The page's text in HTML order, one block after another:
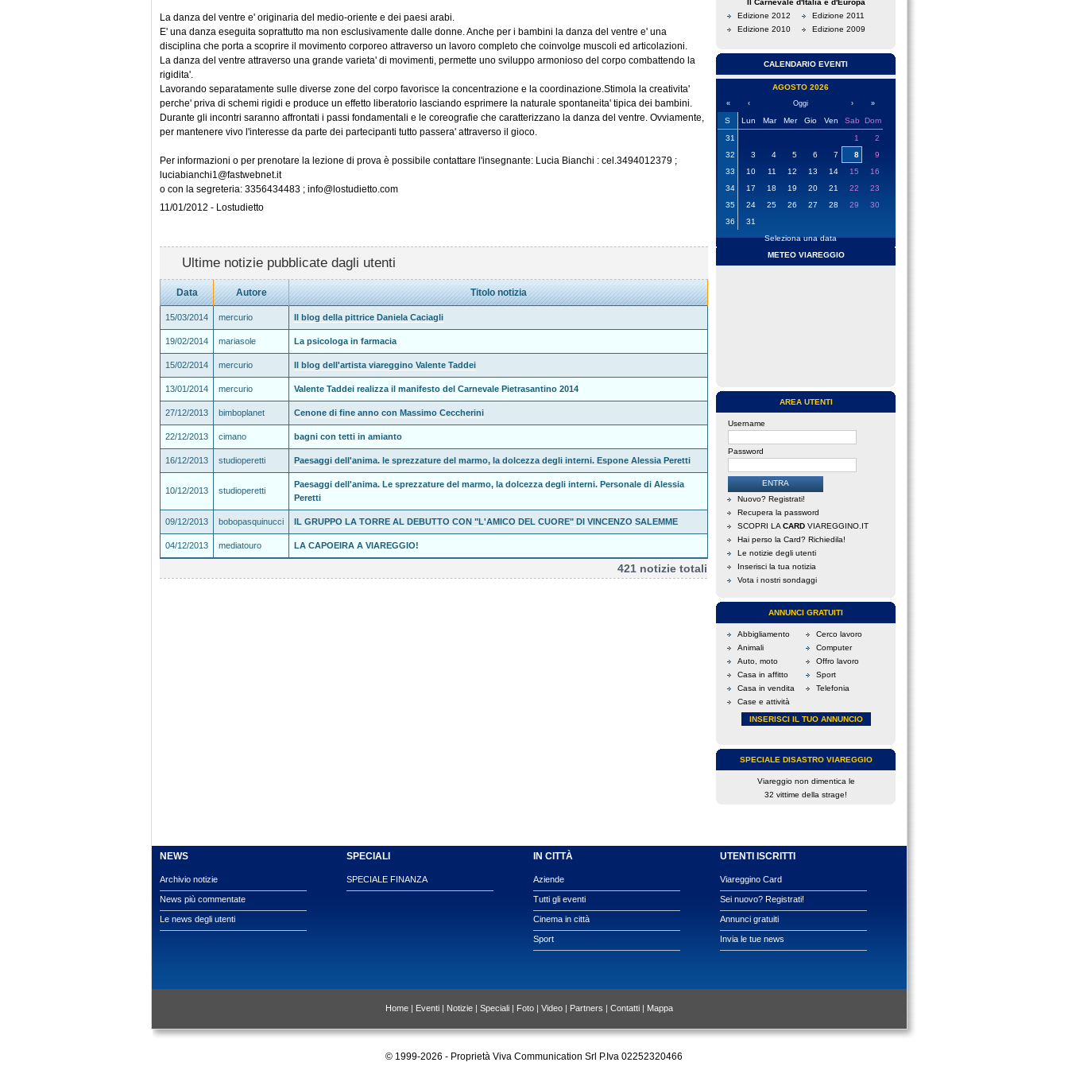
La danza del ventre e' originaria del medio-oriente e dei paesi arabi.
E' una danza eseguita soprattutto ma non esclusivamente dalle donne. Anche per i bambini la danza del ventre e' una
disciplina che porta a scoprire il movimento corporeo attraverso un lavoro completo che coinvolge muscoli ed articolazioni.
La danza del ventre attraverso una grande varieta' di movimenti, permette uno sviluppo armonioso del corpo combattendo la
rigidita'.
Lavorando separatamente sulle diverse zone del corpo favorisce la concentrazione e la coordinazione.Stimola la creativita'
perche' priva di schemi rigidi e produce un effetto liberatorio lasciando esprimere la naturale spontaneita' tipica dei bambini.
Durante gli incontri saranno affrontati i passi fondamentali e le coreografie che caratterizzano la danza del ventre. Ovviamente,
per mantenere vivo l'interesse da parte dei partecipanti tutto passera' attraverso il gioco.
Per informazioni o per prenotare la lezione di prova è possibile contattare l'insegnante: Lucia Bianchi : cel.3494012379 ;
luciabianchi1@fastwebnet.it
o con la segreteria: 3356434483 ; info@lostudietto.com
11/01/2012 - Lostudietto
Ultime notizie pubblicate dagli utenti
Data Autore Titolo notizia
421 notizie totali
15/03/2014 mercurio Il blog della pittrice Daniela Caciagli
19/02/2014 mariasole La psicologa in farmacia
15/02/2014 mercurio Il blog dell'artista viareggino Valente Taddei
13/01/2014 mercurio Valente Taddei realizza il manifesto del Carnevale Pietrasantino 2014
27/12/2013 bimboplanet Cenone di fine anno con Massimo Ceccherini
22/12/2013 cimano bagni con tetti in amianto
16/12/2013 studioperetti Paesaggi dell'anima. le sprezzature del marmo, la dolcezza degli interni. Espone Alessia Peretti
10/12/2013 studioperetti
Paesaggi dell'anima. Le sprezzature del marmo, la dolcezza degli interni. Personale di Alessia
Peretti
09/12/2013 bobopasquinucci IL GRUPPO LA TORRE AL DEBUTTO CON "L'AMICO DEL CUORE" DI VINCENZO SALEMME
04/12/2013 mediatouro LA CAPOEIRA A VIAREGGIO!
Il Carnevale d'Italia e d'Europa
Edizione 2012
Edizione 2011
Edizione 2010
Edizione 2009
CALENDARIO EVENTI
AGOSTO 2026
« ‹ Oggi › »
S Lun Mar Mer Gio Ven Sab Dom
31
1
2
32
3 4 5 6 7 8
9
33
10 11 12 13 14 15
16
34
17 18 19 20 21 22
23
35
24 25 26 27 28 29
30
36
31
Seleziona una data
METEO VIAREGGIO
AREA UTENTI
Username
Password
Nuovo? Registrati!
Recupera la password
SCOPRI LA CARD VIAREGGINO.IT
Hai perso la Card? Richiedila!
Le notizie degli utenti
Inserisci la tua notizia
Vota i nostri sondaggi
ANNUNCI GRATUITI
Abbigliamento
Animali
Auto, moto
Casa in affitto
Casa in vendita
Case e attività
Cerco lavoro
Computer
Offro lavoro
Sport
Telefonia
INSERISCI IL TUO ANNUNCIO
SPECIALE DISASTRO VIAREGGIO
Viareggio non dimentica le
32 vittime della strage!
NEWS
Archivio notizie
News più commentate
Le news degli utenti
SPECIALI
SPECIALE FINANZA
IN CITTÀ
Aziende
Tutti gli eventi
Cinema in città
Sport
UTENTI ISCRITTI
Viareggino Card
Sei nuovo? Registrati!
Annunci gratuiti
Invia le tue news
Home | Eventi | Notizie | Speciali | Foto | Video | Partners | Contatti | Mappa
© 1999-2026 - Proprietà Viva Communication Srl P.Iva 02252320466